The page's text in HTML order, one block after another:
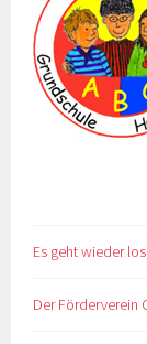
Es geht wieder los
Der Förderverein